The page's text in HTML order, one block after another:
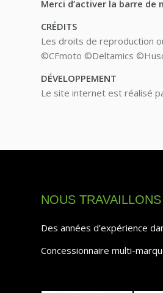
Merci d’activer la barre
CRÉDITS
Les droits de reproduction
©CFmoto ©Deltamics
DÉVELOPPEMENT
Le site internet est réalisé
NOUS
Des années d’expérience
Concessionnaire multi-